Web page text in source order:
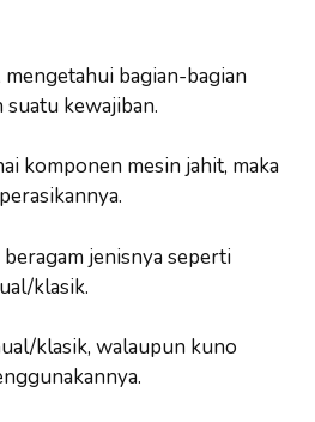
bagian-bagian
kewajiban.
komponen mesin jahit, maka
jenisnya seperti
klasik.
klasik, walaupun kuno